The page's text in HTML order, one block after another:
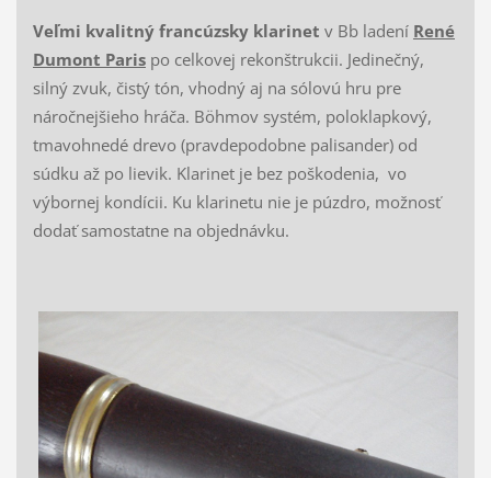
Veľmi kvalitný francúzsky klarinet v Bb ladení René
Dumont Parispo celkovej rekonštrukcii. Jedinečný,
silný zvuk, čistý tón, vhodný aj na sólovú hru pre
náročnejšieho hráča. Böhmov systém, poloklapkový,
tmavohnedé drevo (pravdepodobne palisander) od
súdku až po lievik. Klarinet je bez poškodenia, vo
výbornej kondícii. Ku klarinetu nie je púzdro, možnosť
dodať samostatne na objednávku.